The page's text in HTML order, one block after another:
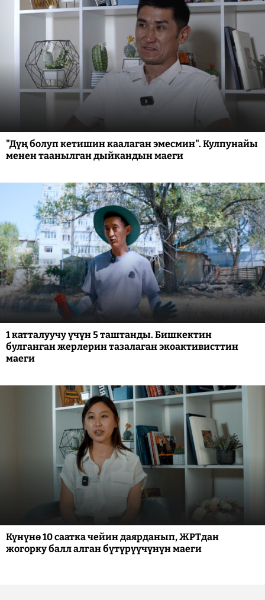
"Дүң болуп кетишин каалаган эмесмин". Кулпунайы
менен таанылган дыйкандын маеги
1 катталуучу үчүн 5 таштанды. Бишкектин
булганган жерлерин тазалаган экоактивисттин
маеги
Күнүнө 10 саатка чейин даярданып, ЖРТдан
жогорку балл алган бүтүрүүчүнүн маеги